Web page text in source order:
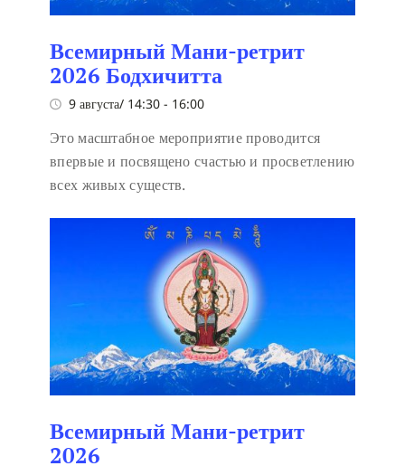
Всемирный Мани-ретрит
2026 Бодхичитта
9 августа/ 14:30 - 16:00
Это масштабное мероприятие проводится
впервые и посвящено счастью и просветлению
всех живых существ.
Всемирный Мани-ретрит
2026